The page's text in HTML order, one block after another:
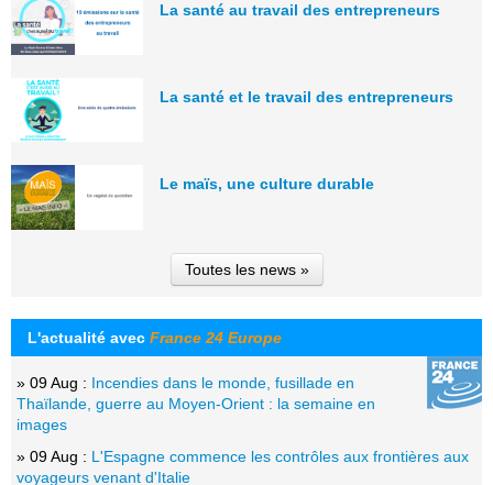
La santé au travail des entrepreneurs
La santé et le travail des entrepreneurs
Le maïs, une culture durable
Toutes les news »
L'actualité avec France 24 Europe
» 09 Aug : Incendies dans le monde, fusillade en
Thaïlande, guerre au Moyen-Orient : la semaine en
images
» 09 Aug : L'Espagne commence les contrôles aux frontières aux
voyageurs venant d'Italie